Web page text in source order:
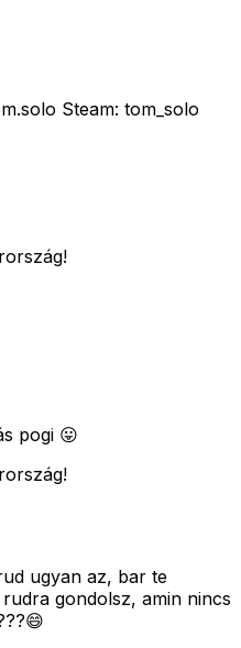
Steam: tom_solo
pogi 😛
ugyan az, bar te
gondolsz, amin nincs